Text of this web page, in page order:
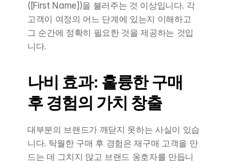
([First Name])을 불러주는 것 이상입니다. 각
고객이 여정의 어느 단계에 있는지 이해하고
그 순간에 정확히 필요한 것을 제공하는 것입
니다.
나비 효과: 훌륭한 구매
후 경험의 가치 창출
대부분의 브랜드가 깨닫지 못하는 사실이 있습
니다. 탁월한 구매 후 경험은 재구매 고객을 만
드는 데 그치지 않고 브랜드 옹호자를 만듭니